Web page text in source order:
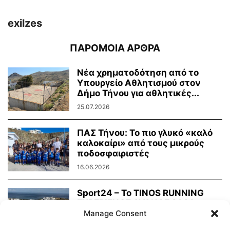
exilzes
ΠΑΡΟΜΟΙΑ ΑΡΘΡΑ
Νέα χρηματοδότηση από το
Υπουργείο Αθλητισμού στον
Δήμο Τήνου για αθλητικές...
25.07.2026
ΠΑΣ Τήνου: Το πιο γλυκό «καλό
καλοκαίρι» από τους μικρούς
ποδοσφαιριστές
16.06.2026
Sport24 – To TINOS RUNNING
EXPERIENCE AVANCE 2026
απέδειξε ότι η...
Manage Consent